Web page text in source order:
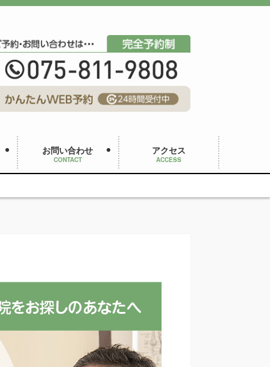
お問い合わせ
CONTACT
アクセス
ACCESS